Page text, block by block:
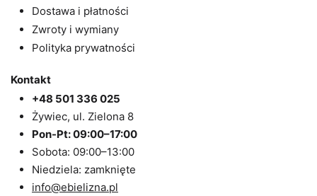
Dostawa i płatności
Zwroty i wymiany
Polityka prywatności
Kontakt
+48 501 336 025
Żywiec, ul. Zielona 8
Pon-Pt: 09:00–17:00
Sobota: 09:00–13:00
Niedziela: zamknięte
info@ebielizna.pl